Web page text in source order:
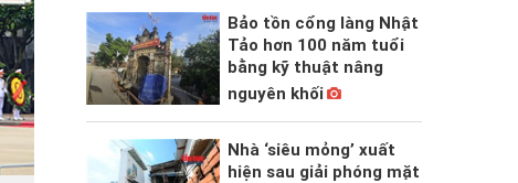
Bảo tồn cổng làng Nhật
Tảo hơn 100 năm tuổi
bằng kỹ thuật nâng
nguyên khối
Nhà ‘siêu mỏng’ xuất
hiện sau giải phóng mặt